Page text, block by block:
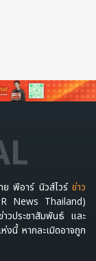
ย พีอาร์ นิวส์ไวร์ ข่าว
News Thailand)
วประชาสัมพันธ์ และ
งนี้ หากละเมิดอาจถูก